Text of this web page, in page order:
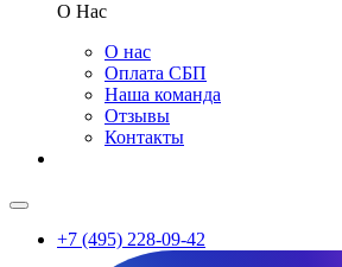
О Нас
О нас
Оплата СБП
Наша команда
Отзывы
Контакты
+7 (495) 228-09-42